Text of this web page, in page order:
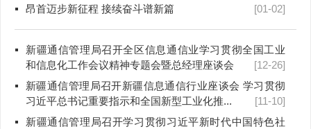
昂首迈步新征程 接续奋斗谱新篇
[01-02]
新疆通信管理局召开全区信息通信业学习贯彻全国工业
和信息化工作会议精神专题会暨总经理座谈会
[12-26]
新疆通信管理局召开新疆信息通信行业座谈会 学习贯彻
习近平总书记重要指示和全国新型工业化推...
[11-10]
新疆通信管理局召开学习贯彻习近平新时代中国特色社